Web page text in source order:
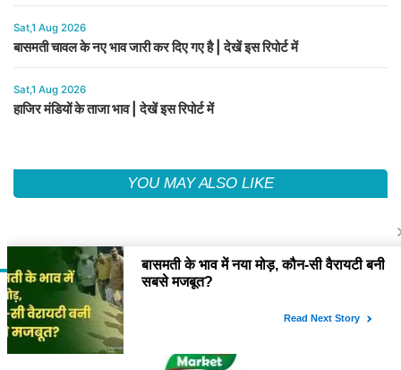
Sat,1 Aug 2026
बासमती चावल के नए भाव जारी कर दिए गए है | देखें इस रिपोर्ट में
Sat,1 Aug 2026
हाजिर मंडियों के ताजा भाव | देखें इस रिपोर्ट में
YOU MAY ALSO LIKE